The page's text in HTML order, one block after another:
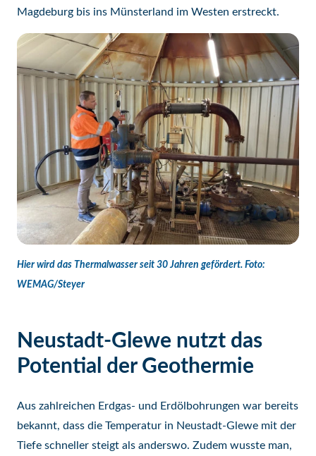
Magdeburg bis ins Münsterland im Westen erstreckt.
Hier wird das Thermalwasser seit 30 Jahren gefördert. Foto:
WEMAG/Steyer
Neustadt-Glewe nutzt das
Potential der Geothermie
Aus zahlreichen Erdgas- und Erdölbohrungen war bereits
bekannt, dass die Temperatur in Neustadt-Glewe mit der
Tiefe schneller steigt als anderswo. Zudem wusste man,